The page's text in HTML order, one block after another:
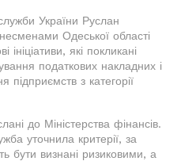
України Руслан
Одеської області
які покликані
податкових накладних і
підприємств з категорії
до Міністерства фінансів.
уточнила критерії, за
бути визнані ризиковими, а